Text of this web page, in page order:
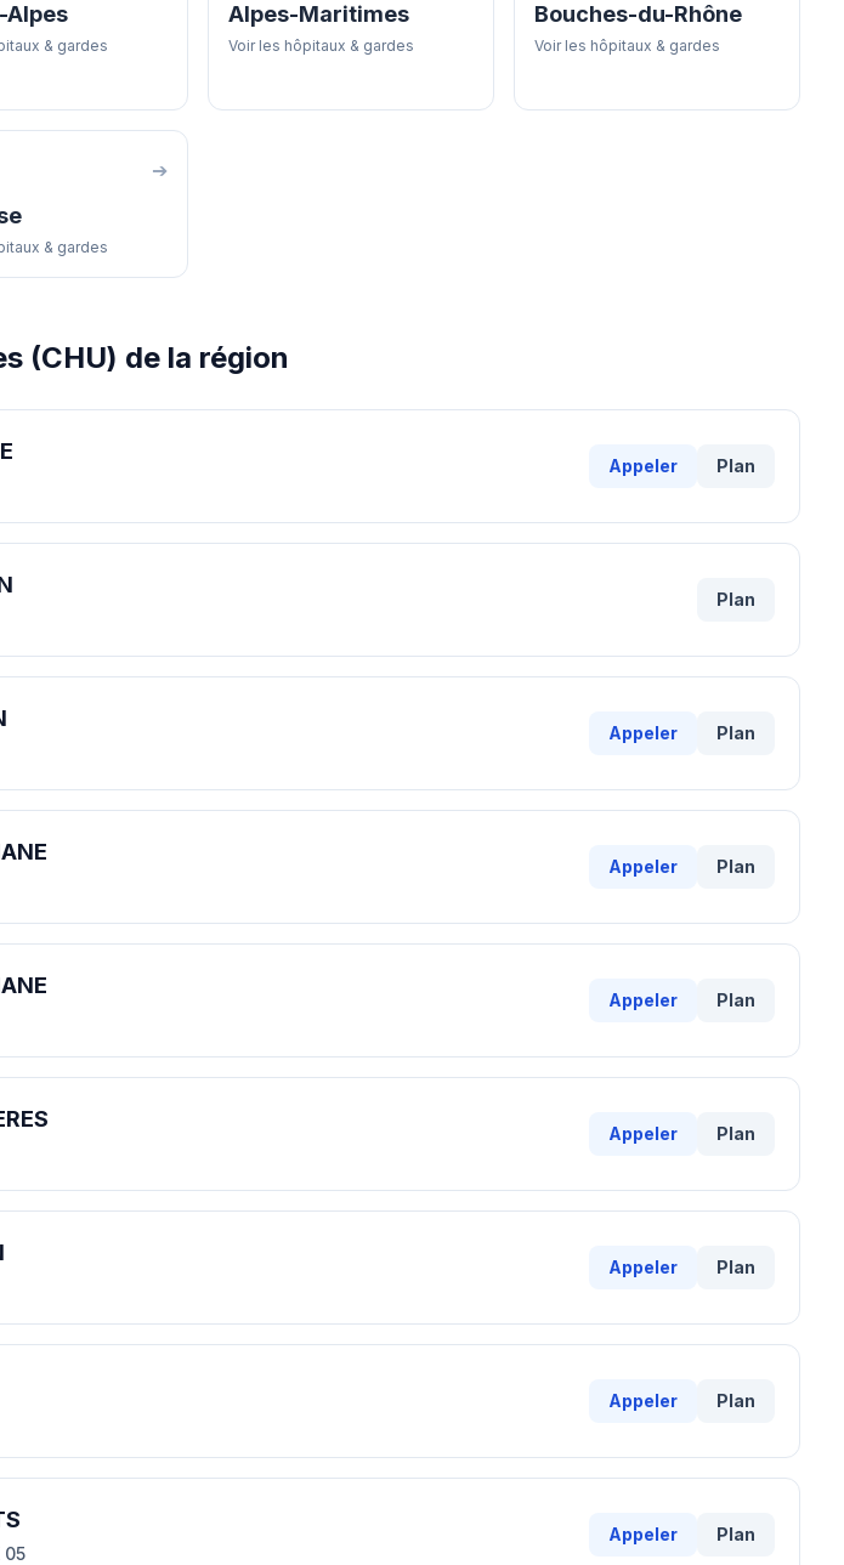
Alpes
& gardes
Alpes-Maritimes
Voir les hôpitaux & gardes
Bouches-du-Rhône
Voir les hôpitaux & gardes
➔
& gardes
(CHU) de la région
Appeler Plan
Plan
Appeler Plan
Appeler Plan
Appeler Plan
Appeler Plan
Appeler Plan
Appeler Plan
05
Appeler Plan